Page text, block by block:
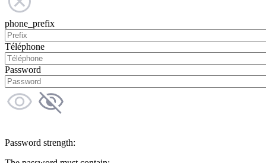
phone_prefix
Téléphone
Password
Password strength: